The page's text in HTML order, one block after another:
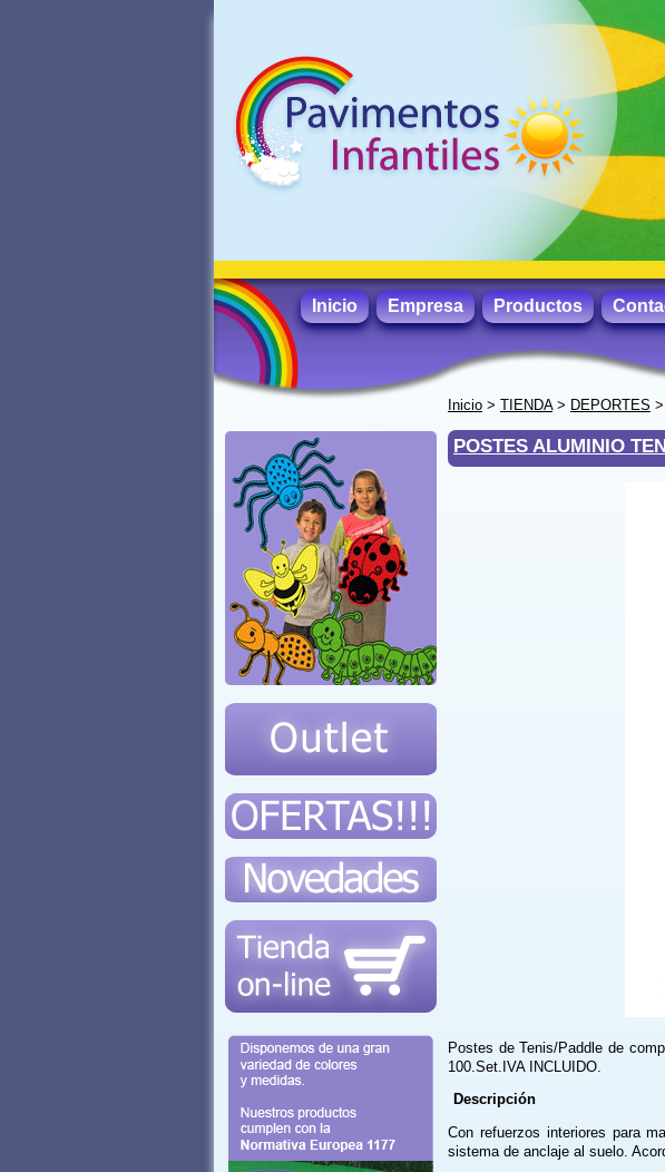
Inicio Empresa Productos
Inicio > TIENDA> DEPORTES >
POSTES ALUMINIO
Postes de Tenis/Paddle de
100.Set.IVA INCLUIDO.
Descripción
Con refuerzos interiores para
sistema de anclaje al suelo.